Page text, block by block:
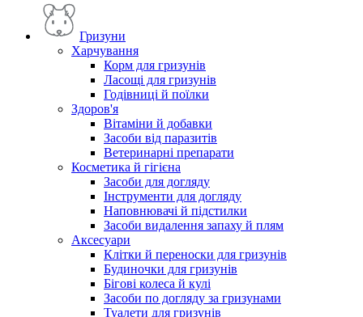
Гризуни
Харчування
Корм для гризунів
Ласощі для гризунів
Годівниці й поїлки
Здоров'я
Вітаміни й добавки
Засоби від паразитів
Ветеринарні препарати
Косметика й гігієна
Засоби для догляду
Інструменти для догляду
Наповнювачі й підстилки
Засоби видалення запаху й плям
Аксесуари
Клітки й переноски для гризунів
Будиночки для гризунів
Бігові колеса й кулі
Засоби по догляду за гризунами
Туалети для гризунів